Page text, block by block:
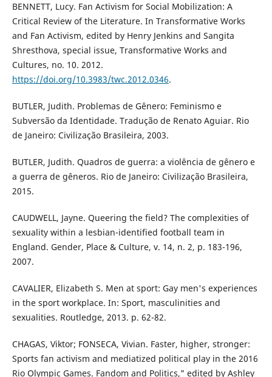
BENNETT, Lucy. Fan Activism for Social Mobilization: A
Critical Review of the Literature. In Transformative Works
and Fan Activism, edited by Henry Jenkins and Sangita
Shresthova, special issue, Transformative Works and
Cultures, no. 10. 2012.
https://doi.org/10.3983/twc.2012.0346.
BUTLER, Judith. Problemas de Gênero: Feminismo e
Subversão da Identidade. Tradução de Renato Aguiar. Rio
de Janeiro: Civilização Brasileira, 2003.
BUTLER, Judith. Quadros de guerra: a violência de gênero e
a guerra de gêneros. Rio de Janeiro: Civilização Brasileira,
2015.
CAUDWELL, Jayne. Queering the field? The complexities of
sexuality within a lesbian-identified football team in
England. Gender, Place & Culture, v. 14, n. 2, p. 183-196,
2007.
CAVALIER, Elizabeth S. Men at sport: Gay men's experiences
in the sport workplace. In: Sport, masculinities and
sexualities. Routledge, 2013. p. 62-82.
CHAGAS, Viktor; FONSECA, Vivian. Faster, higher, stronger:
Sports fan activism and mediatized political play in the 2016
Rio Olympic Games. Fandom and Politics," edited by Ashley